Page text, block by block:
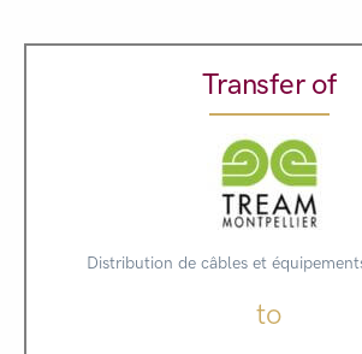
Transfer of
Distribution de câbles et
to